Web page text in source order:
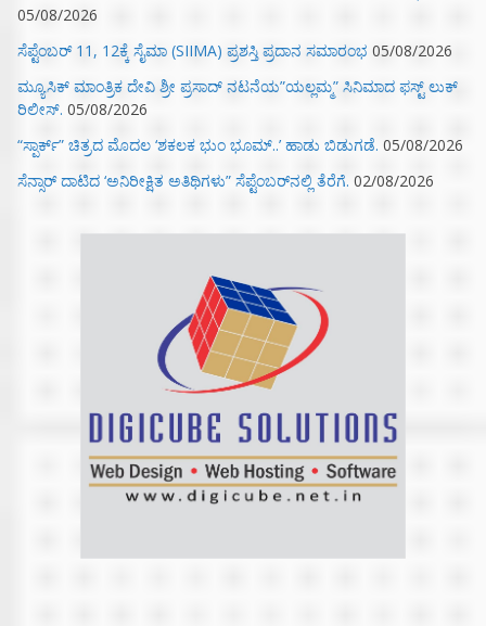
05/08/2026
ಸೆಪ್ಟೆಂಬರ್ 11, 12ಕ್ಕೆ ಸೈಮಾ (SIIMA) ಪ್ರಶಸ್ತಿ ಪ್ರದಾನ ಸಮಾರಂಭ 05/08/2026
ಮ್ಯೂಸಿಕ್‌ ಮಾಂತ್ರಿಕ ದೇವಿ ಶ್ರೀ ಪ್ರಸಾದ್ ನಟನೆಯ”ಯಲ್ಲಮ್ಮ” ಸಿನಿಮಾದ ಫಸ್ಟ್‌ ಲುಕ್‌
ರಿಲೀಸ್. 05/08/2026
“ಸ್ಪಾರ್ಕ್” ಚಿತ್ರದ ಮೊದಲ‌ ‘ಶಕಲಕ ಭುಂ‌ ಭೂಮ್..’ ಹಾಡು ಬಿಡುಗಡೆ. 05/08/2026
ಸೆನ್ಸಾರ್ ದಾಟಿದ ‘ಅನಿರೀಕ್ಷಿತ ಅತಿಥಿಗಳು” ಸೆಪ್ಟೆಂಬರ್‌ನಲ್ಲಿ ತೆರೆಗೆ. 02/08/2026